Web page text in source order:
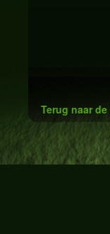
Terug naar